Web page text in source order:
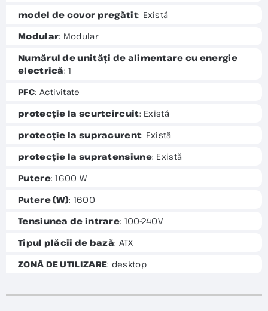
model de covor pregătit: Există
Modular: Modular
Numărul de unități de alimentare cu energie
electrică: 1
PFC: Activitate
protecție la scurtcircuit: Există
protecție la supracurent: Există
protecție la supratensiune: Există
Putere: 1600 W
Putere (W): 1600
Tensiunea de intrare: 100-240V
Tipul plăcii de bază: ATX
ZONĂ DE UTILIZARE: desktop